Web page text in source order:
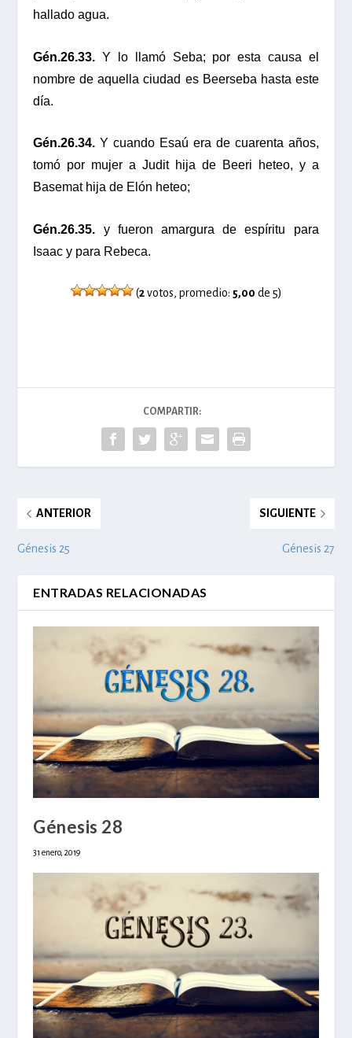
hallado agua.
Gén.26.33. Y lo llamó Seba; por esta causa el
nombre de aquella ciudad es Beerseba hasta este
día.
Gén.26.34. Y cuando Esaú era de cuarenta años,
tomó por mujer a Judit hija de Beeri heteo, y a
Basemat hija de Elón heteo;
Gén.26.35. y fueron amargura de espíritu para
Isaac y para Rebeca.
(2votos, promedio: 5,00 de 5)
COMPARTIR:
ANTERIOR
Génesis 25
SIGUIENTE
Génesis 27
ENTRADAS RELACIONADAS
Génesis 28
31 enero, 2019